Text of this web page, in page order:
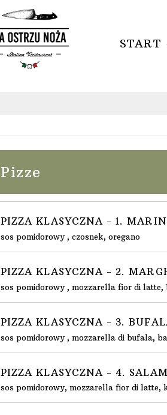
START
Pizze
PIZZA KLASYCZNA - 1.
sos pomidorowy , czosnek, oregano
PIZZA KLASYCZNA - 2.
sos pomidorowy , mozzarella fior di latte,
PIZZA KLASYCZNA - 3.
sos pomidorowy , mozzarella di bufala,
PIZZA KLASYCZNA - 4.
sos pomidorowy, mozzarella fior di latte,